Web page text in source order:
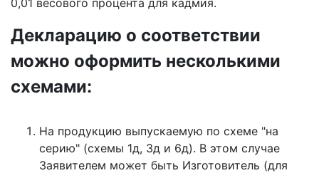
0,01 весового процента для кадмия.
Декларацию о соответствии
можно оформить несколькими
схемами:
На продукцию выпускаемую по схеме "на
серию" (схемы 1д, 3д и 6д). В этом случае
Заявителем может быть Изготовитель (для